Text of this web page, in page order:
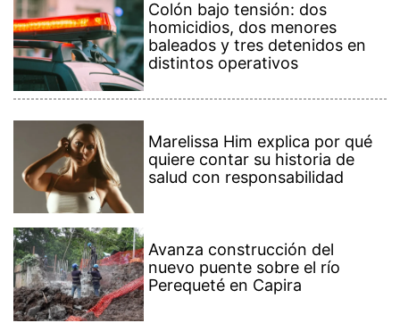
Colón bajo tensión: dos
homicidios, dos menores
baleados y tres detenidos en
distintos operativos
Marelissa Him explica por qué
quiere contar su historia de
salud con responsabilidad
Avanza construcción del
nuevo puente sobre el río
Perequeté en Capira